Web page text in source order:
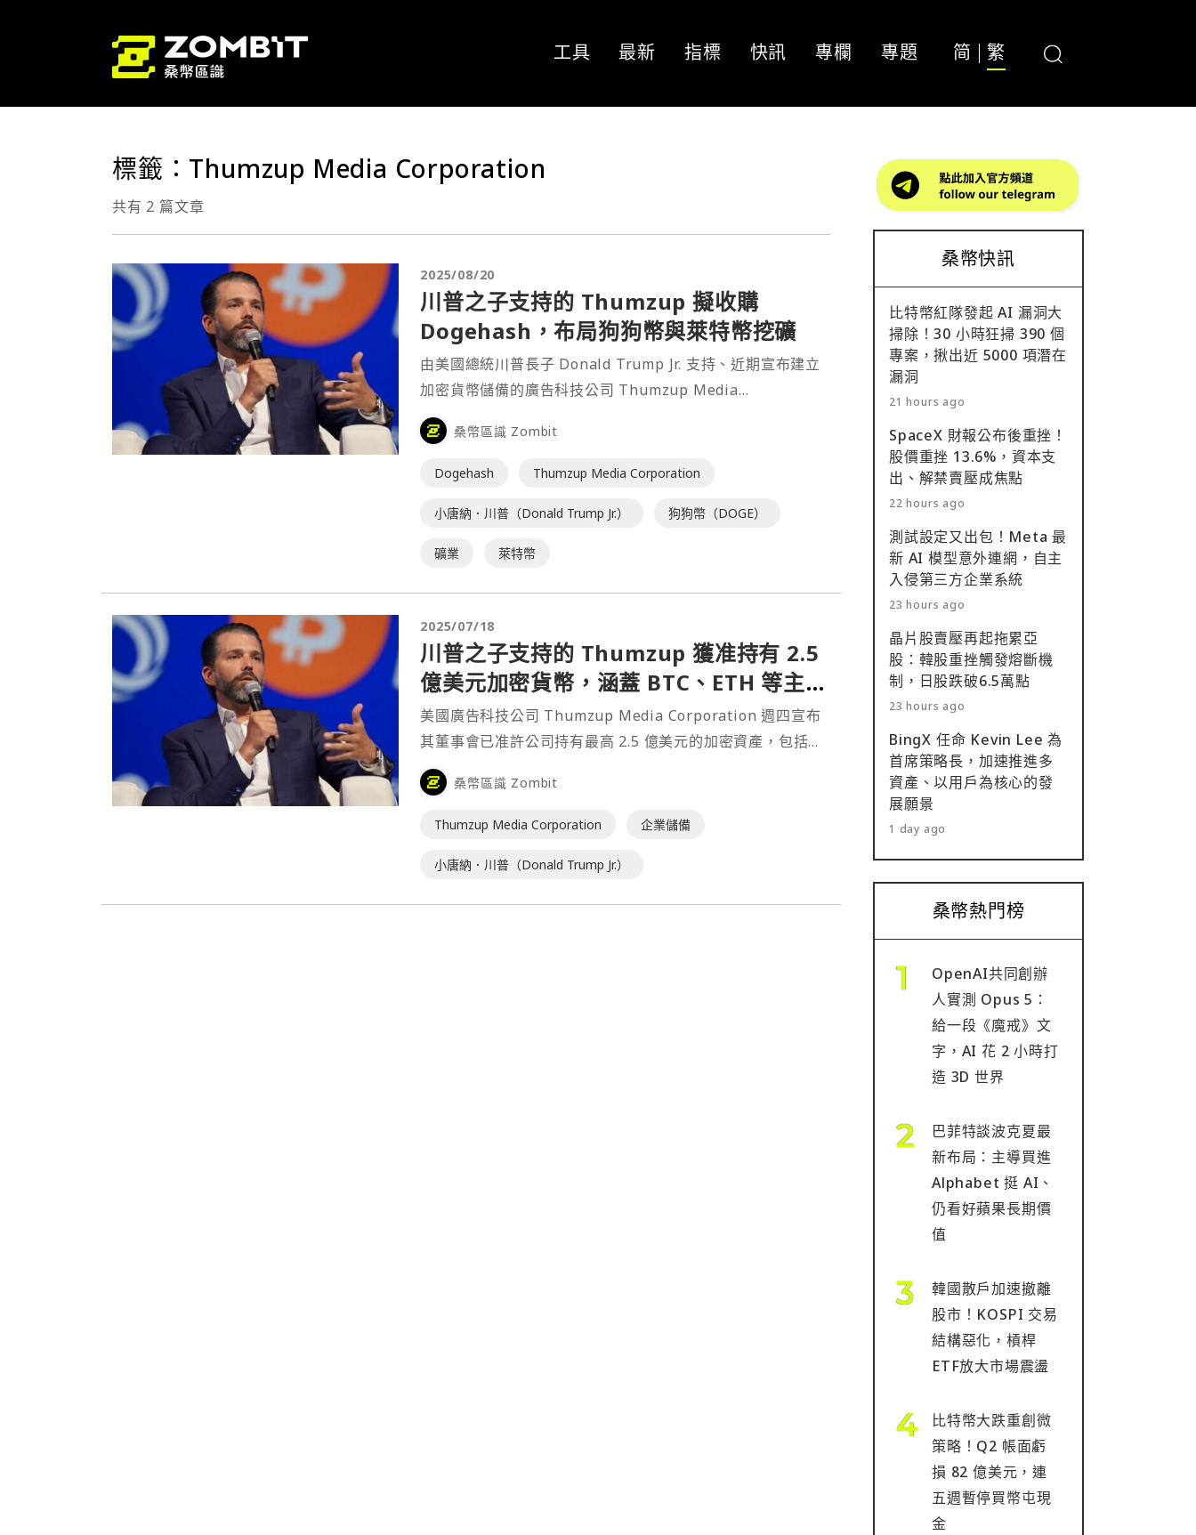
工具 最新 指標 快訊 專欄 專題 简 繁
標籤：Thumzup Media Corporation
共有 2 篇文章
2025/08/20
川普之子支持的 Thumzup 擬收購
Dogehash，布局狗狗幣與萊特幣挖礦
由美國總統川普長子 Donald Trump Jr. 支持、近期宣布建立
加密貨幣儲備的廣告科技公司 Thumzup Media
Corporation 週二⋯
桑幣區識 Zombit
Dogehash Thumzup Media Corporation
小唐納．川普（Donald Trump Jr.） 狗狗幣（DOGE）
礦業 萊特幣
2025/07/18
川普之子支持的 Thumzup 獲准持有 2.5
億美元加密貨幣，涵蓋 BTC、ETH 等主流
幣
美國廣告科技公司 Thumzup Media Corporation 週四宣布
其董事會已准許公司持有最高 2.5 億美元的加密資產，包括比
特幣（BTC）及其他主流加密貨幣。據報導，美國總統川普的
長子 Donald Trump Jr. 是該公司的投資人。⋯
桑幣區識 Zombit
Thumzup Media Corporation 企業儲備
小唐納．川普（Donald Trump Jr.）
桑幣快訊
比特幣紅隊發起 AI 漏洞大
掃除！30 小時狂掃 390 個
專案，揪出近 5000 項潛在
漏洞
21 hours ago
SpaceX 財報公布後重挫！
股價重挫 13.6%，資本支
出、解禁賣壓成焦點
22 hours ago
測試設定又出包！Meta 最
新 AI 模型意外連網，自主
入侵第三方企業系統
23 hours ago
晶片股賣壓再起拖累亞
股：韓股重挫觸發熔斷機
制，日股跌破6.5萬點
23 hours ago
BingX 任命 Kevin Lee 為
首席策略長，加速推進多
資產、以用戶為核心的發
展願景
1 day ago
桑幣熱門榜
OpenAI共同創辦
人實測 Opus 5：
給一段《魔戒》文
字，AI 花 2 小時打
造 3D 世界
巴菲特談波克夏最
新布局：主導買進
Alphabet 挺 AI、
仍看好蘋果長期價
值
韓國散戶加速撤離
股市！KOSPI 交易
結構惡化，槓桿
ETF放大市場震盪
比特幣大跌重創微
策略！Q2 帳面虧
損 82 億美元，連
五週暫停買幣屯現
金